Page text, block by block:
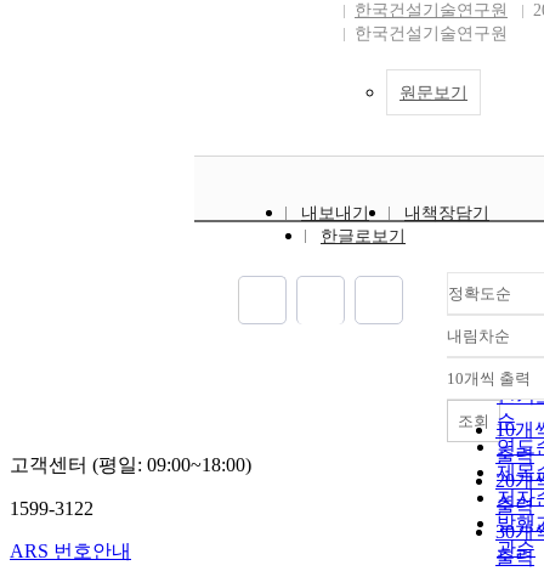
한국건설기술연구원
한국건설기술연구원
원문보기
내보내기
내책장담기
한글로보기
정확도순
정확
순
인기
순
연도
제목
저자
발행
관순
내림차순
내림
10개씩 출력
10개
출력
20개
출력
30개
출력
조회
고객센터 (평일: 09:00~18:00)
1599-3122
ARS 번호안내